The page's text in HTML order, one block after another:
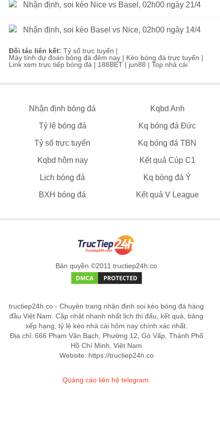
Nhận định, soi kèo Nice vs Basel, 02h00 ngày 21/4
Nhận định, soi kèo Basel vs Nice, 02h00 ngày 14/4
Đối tác liên kết: Tỷ số trực tuyến |
Máy tính dự đoán bóng đá đêm nay | Kèo bóng đá trực tuyến |
Link xem trực tiếp bóng đá | 188BET | jun88 | Top nhà cái
Nhận định bóng đá Kqbd Anh
Tỷ lệ bóng đá Kq bóng đá Đức
Tỷ số trực tuyến Kq bóng đá TBN
Kqbd hôm nay Kết quả Cúp C1
Lịch bóng đá Kq bóng đá Ý
BXH bóng đá Kết quả V League
Bản quyền ©2011 tructiep24h.co
tructiep24h.co - Chuyên trang nhận định soi kèo bóng đá hàng
đầu Việt Nam. Cập nhật nhanh nhất lịch thi đấu, kết quả, bảng
xếp hạng, tỷ lệ kèo nhà cái hôm nay chính xác nhất.
Địa chỉ: 666 Phạm Văn Bạch, Phường 12, Gò Vấp, Thành Phố
Hồ Chí Minh, Việt Nam
Website: https://tructiep24h.co
Quảng cáo liên hệ telegram: